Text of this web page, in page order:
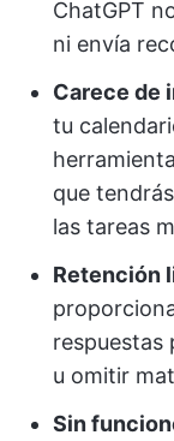
ChatGPT
ni envía
Carece de
tu
que
las tareas
Retención
respuestas
u omitir
Sin